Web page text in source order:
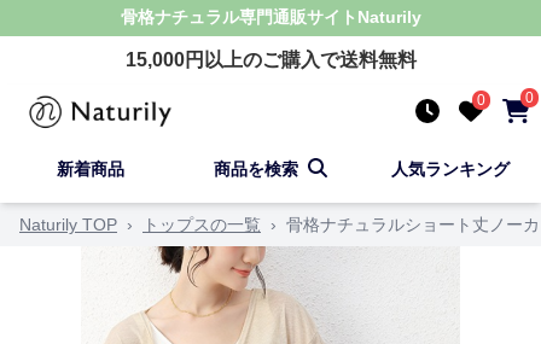
骨格ナチュラル専門通販サイト Naturily
15,000円以上のご購入で送料無料
0 0
新着商品 商品を検索 人気ランキング
Naturily TOP › トップスの一覧 › 骨格ナチュラルショート丈ノー